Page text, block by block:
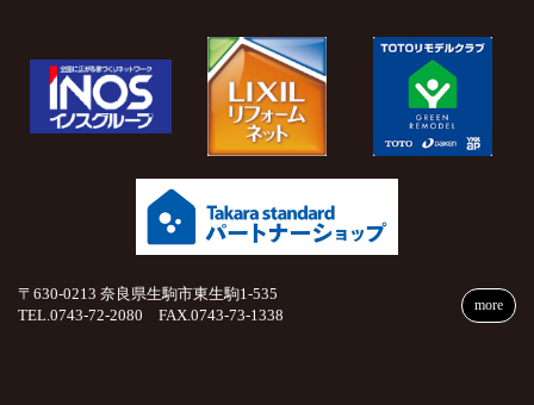
〒630-0213 奈良県生駒市東生駒1-535
TEL.0743-72-2080 FAX.0743-73-1338
more